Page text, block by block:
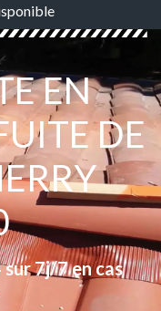
EN
DE
7j/7 en cas